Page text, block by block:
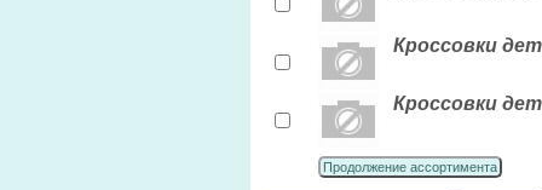
Кроссовки
Кроссовки
Продолжение ассортимента